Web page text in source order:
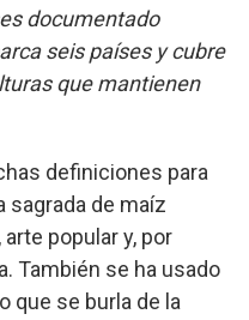
documentado
seis países y cubre
que mantienen
definiciones para
sagrada de maíz
popular y, por
También se ha usado
que se burla de la